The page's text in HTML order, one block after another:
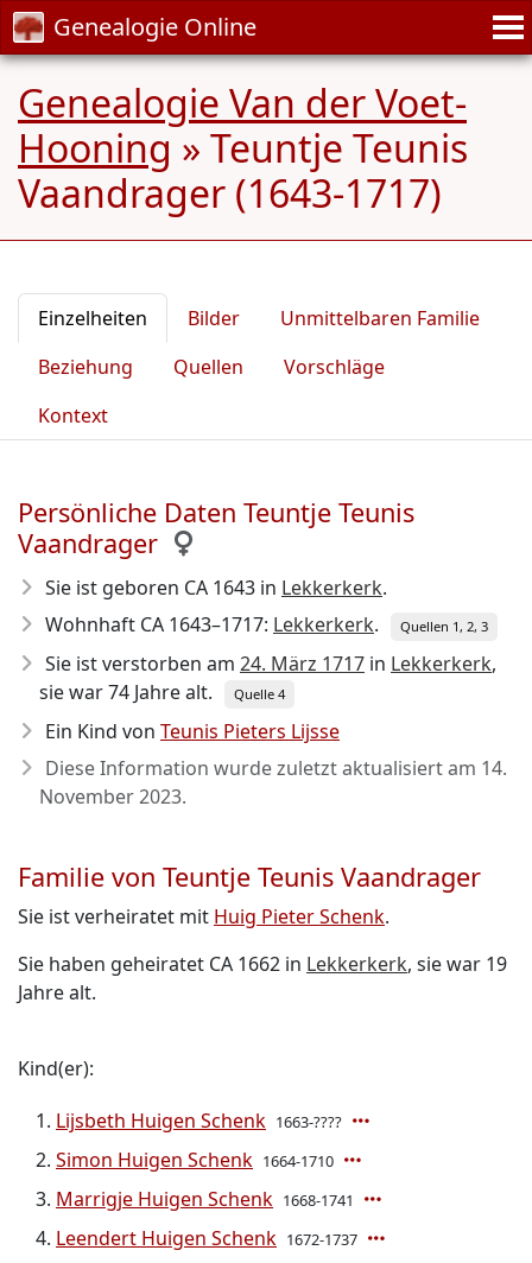
Genealogie Online
Genealogie Van der Voet-
Hooning » Teuntje Teunis
Vaandrager (1643-1717)
Einzelheiten Bilder
Unmittelbaren Familie
Beziehung
Quellen
Vorschläge
Kontext
Persönliche Daten Teuntje Teunis
Vaandrager
Sie ist geboren CA 1643 in Lekkerkerk.
Wohnhaft CA 1643–1717: Lekkerkerk. Quellen 1, 2, 3
Sie ist verstorben am 24. März 1717 in Lekkerkerk,
sie war 74 Jahre alt.
Quelle 4
Ein Kind von Teunis Pieters Lijsse
Diese Information wurde zuletzt aktualisiert am 14.
November 2023.
Familie von Teuntje Teunis Vaandrager
Sie ist verheiratet mit Huig Pieter Schenk.
Sie haben geheiratet CA 1662 in Lekkerkerk, sie war 19
Jahre alt.
Kind(er):
Lijsbeth Huigen Schenk 1663-????
Simon Huigen Schenk 1664-1710
Marrigje Huigen Schenk 1668-1741
Leendert Huigen Schenk 1672-1737